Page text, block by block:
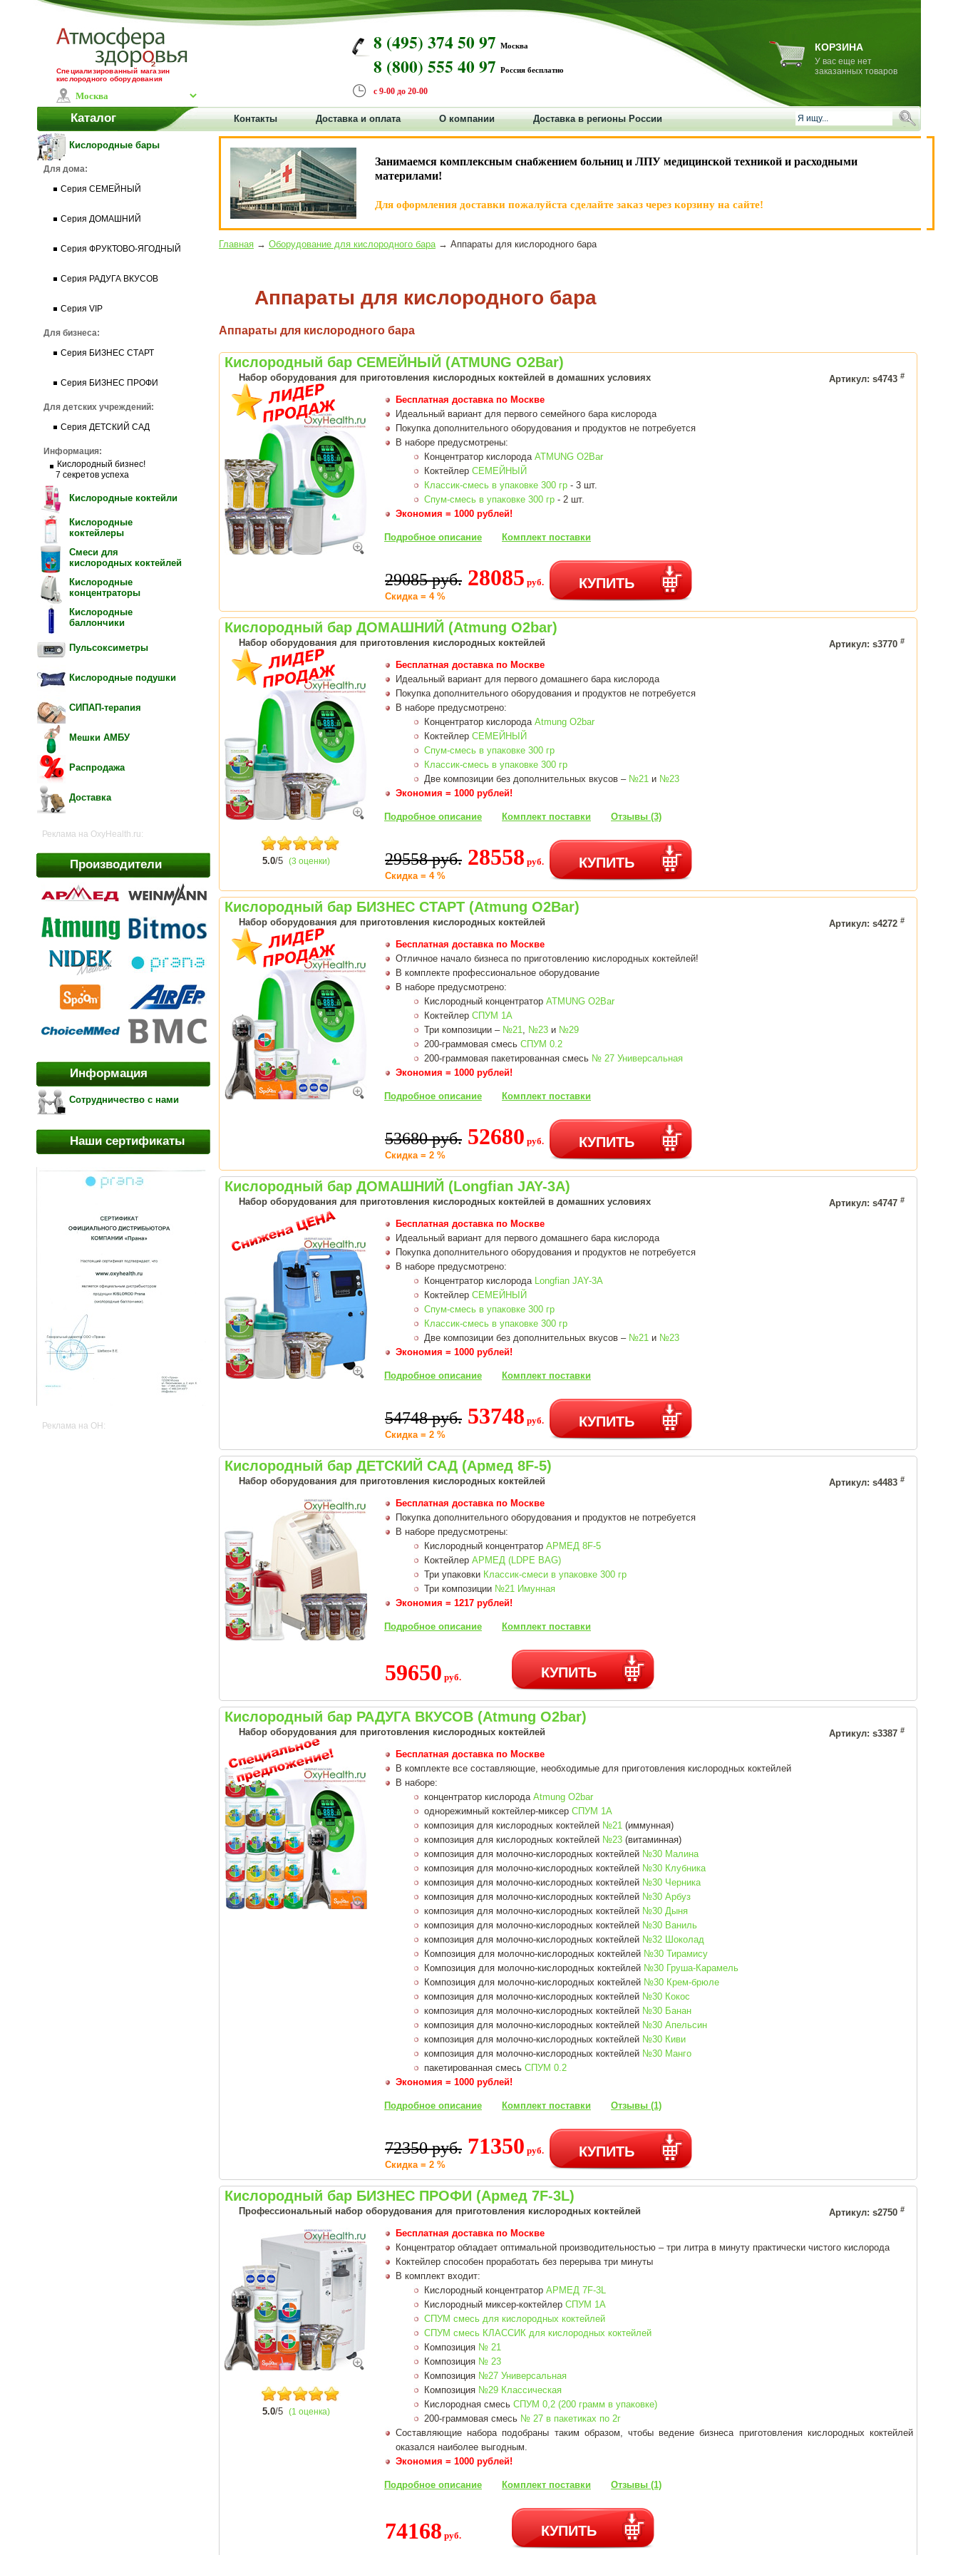
Специализированный магазин
кислородного оборудования
8 (495) 374 50 97 Москва
8 (800) 555 40 97 Россия бесплатно
с 9-00 до 20-00
КОРЗИНА
У вас еще нет
заказанных товаров
Каталог Контакты Доставка и оплата О компании Доставка в регионы России
Кислородные бары
Для дома:
Серия СЕМЕЙНЫЙ
Серия ДОМАШНИЙ
Серия ФРУКТОВО-ЯГОДНЫЙ
Серия РАДУГА ВКУСОВ
Серия VIP
Для бизнеса:
Серия БИЗНЕС СТАРТ
Серия БИЗНЕС ПРОФИ
Для детских учреждений:
Серия ДЕТСКИЙ САД
Информация:
Кислородный бизнес!
7 секретов успеха
Кислородные коктейли
Кислородные
коктейлеры
Смеси для
кислородных коктейлей
Кислородные
концентраторы
Кислородные
баллончики
Пульсоксиметры
Кислородные подушки
СИПАП-терапия
Мешки АМБУ
Распродажа
Доставка
Реклама на OxyHealth.ru:
Производители
Информация
Сотрудничество с нами
Наши сертификаты
Реклама на OH:
Занимаемся комплексным снабжением больниц и ЛПУ медицинской техникой и расходными
материлами!
Для оформления доставки пожалуйста сделайте заказ через корзину на сайте!
Главная → Оборудование для кислородного бара→ Аппараты для кислородного бара
Аппараты для кислородного бара
Аппараты для кислородного бара
Кислородный бар СЕМЕЙНЫЙ (ATMUNG O2Bar)
Набор оборудования для приготовления кислородных коктейлей в домашних условиях Артикул: s4743 #
Бесплатная доставка по Москве
Идеальный вариант для первого семейного бара кислорода
Покупка дополнительного оборудования и продуктов не потребуется
В наборе предусмотрены:
Концентратор кислорода ATMUNG O2Bar
Коктейлер СЕМЕЙНЫЙ
Классик-смесь в упаковке 300 гр - 3 шт.
Спум-смесь в упаковке 300 гр - 2 шт.
Экономия = 1000 рублей!
Подробное описание Комплект поставки
29085 руб. 28085 руб.
Скидка = 4 %
КУПИТЬ
Кислородный бар ДОМАШНИЙ (Atmung O2bar)
Набор оборудования для приготовления кислородных коктейлей Артикул: s3770 #
5.0/5 (3 оценки)
Бесплатная доставка по Москве
Идеальный вариант для первого домашнего бара кислорода
Покупка дополнительного оборудования и продуктов не потребуется
В наборе предусмотрено:
Концентратор кислорода Atmung O2bar
Коктейлер СЕМЕЙНЫЙ
Спум-смесь в упаковке 300 гр
Классик-смесь в упаковке 300 гр
Две композиции без дополнительных вкусов – №21 и №23
Экономия = 1000 рублей!
Подробное описание Комплект поставки Отзывы (3)
29558 руб. 28558 руб.
Скидка = 4 %
КУПИТЬ
Кислородный бар БИЗНЕС СТАРТ (Atmung O2Bar)
Набор оборудования для приготовления кислородных коктейлей Артикул: s4272 #
Бесплатная доставка по Москве
Отличное начало бизнеса по приготовлению кислородных коктейлей!
В комплекте профессиональное оборудование
В наборе предусмотрено:
Кислородный концентратор ATMUNG O2Bar
Коктейлер СПУМ 1А
Три композиции – №21, №23 и №29
200-граммовая смесь СПУМ 0.2
200-граммовая пакетированная смесь № 27 Универсальная
Экономия = 1000 рублей!
Подробное описание Комплект поставки
53680 руб. 52680 руб.
Скидка = 2 %
КУПИТЬ
Кислородный бар ДОМАШНИЙ (Longfian JAY-3A)
Набор оборудования для приготовления кислородных коктейлей в домашних условиях Артикул: s4747 #
Бесплатная доставка по Москве
Идеальный вариант для первого домашнего бара кислорода
Покупка дополнительного оборудования и продуктов не потребуется
В наборе предусмотрено:
Концентратор кислорода Longfian JAY-3A
Коктейлер СЕМЕЙНЫЙ
Спум-смесь в упаковке 300 гр
Классик-смесь в упаковке 300 гр
Две композиции без дополнительных вкусов – №21 и №23
Экономия = 1000 рублей!
Подробное описание Комплект поставки
54748 руб. 53748 руб.
Скидка = 2 %
КУПИТЬ
Кислородный бар ДЕТСКИЙ САД (Армед 8F-5)
Набор оборудования для приготовления кислородных коктейлей Артикул: s4483 #
Бесплатная доставка по Москве
Покупка дополнительного оборудования и продуктов не потребуется
В наборе предусмотрены:
Кислородный концентратор АРМЕД 8F-5
Коктейлер АРМЕД (LDPE BAG)
Три упаковки Классик-смеси в упаковке 300 гр
Три композиции №21 Имунная
Экономия = 1217 рублей!
Подробное описание Комплект поставки
59650 руб. КУПИТЬ
Кислородный бар РАДУГА ВКУСОВ (Atmung O2bar)
Набор оборудования для приготовления кислородных коктейлей Артикул: s3387 #
Бесплатная доставка по Москве
В комплекте все составляющие, необходимые для приготовления кислородных коктейлей
В наборе:
концентратор кислорода Atmung O2bar
однорежимный коктейлер-миксер СПУМ 1А
композиция для кислородных коктейлей №21 (иммунная)
композиция для кислородных коктейлей №23 (витаминная)
композиция для молочно-кислородных коктейлей №30 Малина
композиция для молочно-кислородных коктейлей №30 Клубника
композиция для молочно-кислородных коктейлей №30 Черника
композиция для молочно-кислородных коктейлей №30 Арбуз
композиция для молочно-кислородных коктейлей №30 Дыня
композиция для молочно-кислородных коктейлей №30 Ваниль
композиция для молочно-кислородных коктейлей №32 Шоколад
Композиция для молочно-кислородных коктейлей №30 Тирамису
Композиция для молочно-кислородных коктейлей №30 Груша-Карамель
Композиция для молочно-кислородных коктейлей №30 Крем-брюле
композиция для молочно-кислородных коктейлей №30 Кокос
композиция для молочно-кислородных коктейлей №30 Банан
композиция для молочно-кислородных коктейлей №30 Апельсин
композиция для молочно-кислородных коктейлей №30 Киви
композиция для молочно-кислородных коктейлей №30 Манго
пакетированная смесь СПУМ 0.2
Экономия = 1000 рублей!
Подробное описание Комплект поставки Отзывы (1)
72350 руб. 71350 руб.
Скидка = 2 %
КУПИТЬ
Кислородный бар БИЗНЕС ПРОФИ (Армед 7F-3L)
Профессиональный набор оборудования для приготовления кислородных коктейлей Артикул: s2750 #
5.0/5 (1 оценка)
Бесплатная доставка по Москве
Концентратор обладает оптимальной производительностью – три литра в минуту практически чистого кислорода
Коктейлер способен проработать без перерыва три минуты
В комплект входит:
Кислородный концентратор АРМЕД 7F-3L
Кислородный миксер-коктейлер СПУМ 1А
СПУМ смесь для кислородных коктейлей
СПУМ смесь КЛАССИК для кислородных коктейлей
Композиция № 21
Композиция № 23
Композиция №27 Универсальная
Композиция №29 Классическая
Кислородная смесь СПУМ 0,2 (200 грамм в упаковке)
200-граммовая смесь № 27 в пакетиках по 2г
Составляющие набора подобраны таким образом, чтобы ведение бизнеса приготовления кислородных коктейлей
оказался наиболее выгодным.
Экономия = 1000 рублей!
Подробное описание Комплект поставки Отзывы (1)
74168 руб. КУПИТЬ